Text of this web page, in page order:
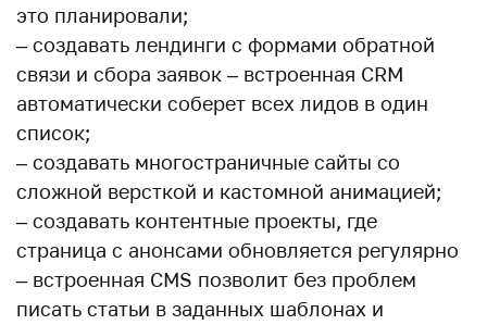
это планировали;
– создавать лендинги с формами обратной
связи и сбора заявок – встроенная CRM
автоматически соберет всех лидов в один
список;
– создавать многостраничные сайты со
сложной версткой и кастомной анимацией;
– создавать контентные проекты, где
страница с анонсами обновляется регулярно
– встроенная CMS позволит без проблем
писать статьи в заданных шаблонах и